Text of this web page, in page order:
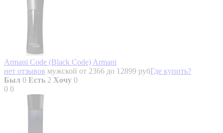
Armani Code (Black Code) Armani
нет отзывов мужской от 2366 до 12899 рубГде купить?
Был 0 Есть 2 Хочу 0
0 0